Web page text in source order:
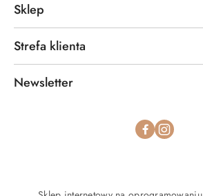
Sklep
Strefa klienta
Newsletter